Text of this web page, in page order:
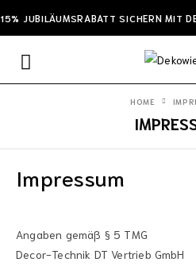
15% JUBILÄUMSRABATT SICHERN MIT
HOME
Impressum
Angaben gemäß § 5 TMG
Decor-Technik DT Vertrieb GmbH